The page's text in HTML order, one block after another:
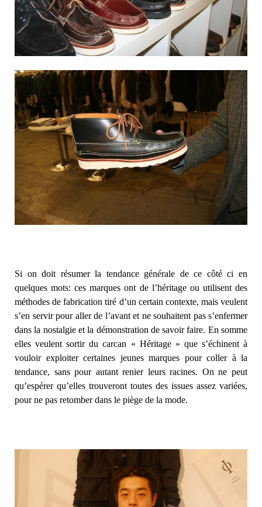
Si on doit résumer la tendance générale de ce côté ci en
quelques mots: ces marques ont de l’héritage ou utilisent des
méthodes de fabrication tiré d’un certain contexte, mais veulent
s’en servir pour aller de l’avant et ne souhaitent pas s’enfermer
dans la nostalgie et la démonstration de savoir faire. En somme
elles veulent sortir du carcan « Héritage » que s’échinent à
vouloir exploiter certaines jeunes marques pour coller à la
tendance, sans pour autant renier leurs racines. On ne peut
qu’espérer qu’elles trouveront toutes des issues assez variées,
pour ne pas retomber dans le piège de la mode.